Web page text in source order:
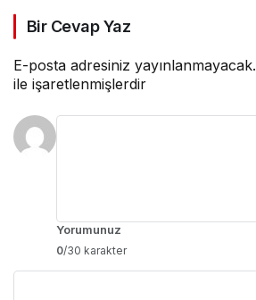
Bir Cevap Yaz
E-posta adresiniz yayınlanmayacak.
ile işaretlenmişlerdir
Yorumunuz
0/30 karakter